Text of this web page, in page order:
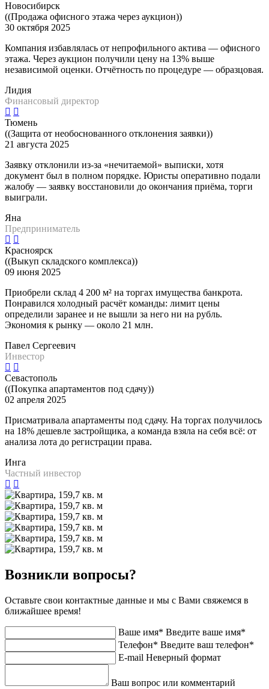
Новосибирск
((Продажа офисного этажа через аукцион))
30 октября 2025
Компания избавлялась от непрофильного актива — офисного
этажа. Через аукцион получили цену на 13% выше
независимой оценки. Отчётность по процедуре — образцовая.
Лидия
Финансовый директор
Тюмень
((Защита от необоснованного отклонения заявки))
21 августа 2025
Заявку отклонили из-за «нечитаемой» выписки, хотя
документ был в полном порядке. Юристы оперативно подали
жалобу — заявку восстановили до окончания приёма, торги
выиграли.
Яна
Предприниматель
Красноярск
((Выкуп складского комплекса))
09 июня 2025
Приобрели склад 4 200 м² на торгах имущества банкрота.
Понравился холодный расчёт команды: лимит цены
определили заранее и не вышли за него ни на рубль.
Экономия к рынку — около 21 млн.
Павел Сергеевич
Инвестор
Севастополь
((Покупка апартаментов под сдачу))
02 апреля 2025
Присматривала апартаменты под сдачу. На торгах получилось
на 18% дешевле застройщика, а команда взяла на себя всё: от
анализа лота до регистрации права.
Инга
Частный инвестор
Возникли вопросы?
Оставьте свои контактные данные и мы с Вами свяжемся в
ближайшее время!
Ваше имя* Введите ваше имя*
Телефон* Введите ваш телефон*
E-mail Неверный формат
Ваш вопрос или комментарий